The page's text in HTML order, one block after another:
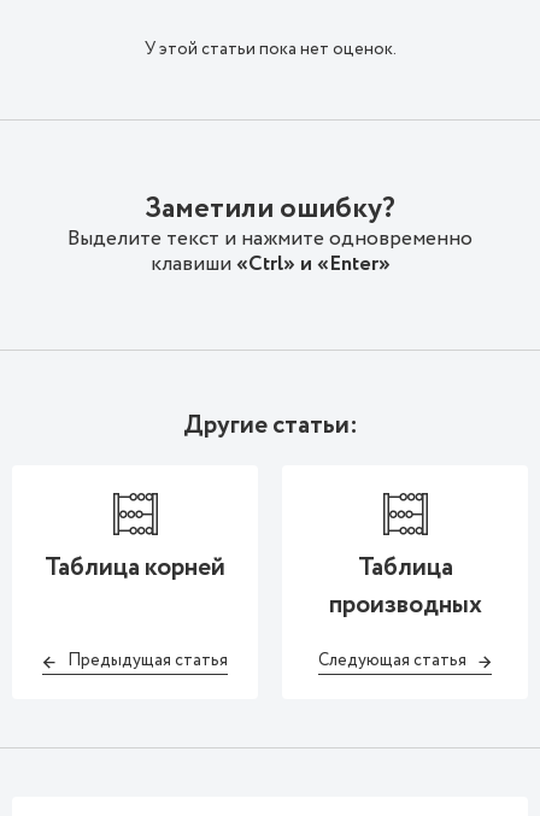
У этой статьи пока нет оценок.
Заметили ошибку?
Выделите текст и нажмите одновременно
клавиши«Ctrl» и «Enter»
Другие статьи:
Таблица корней
Предыдущая статья
Таблица
производных
Следующая статья